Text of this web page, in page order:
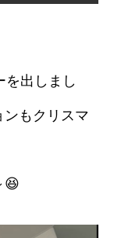
出しまし
もクリスマ
😆